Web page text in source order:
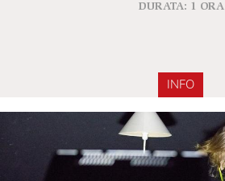
DURATA: 1 ORA
INFO